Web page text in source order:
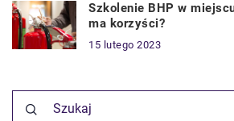
Szkolenie BHP w
ma korzyści?
15 lutego 2023